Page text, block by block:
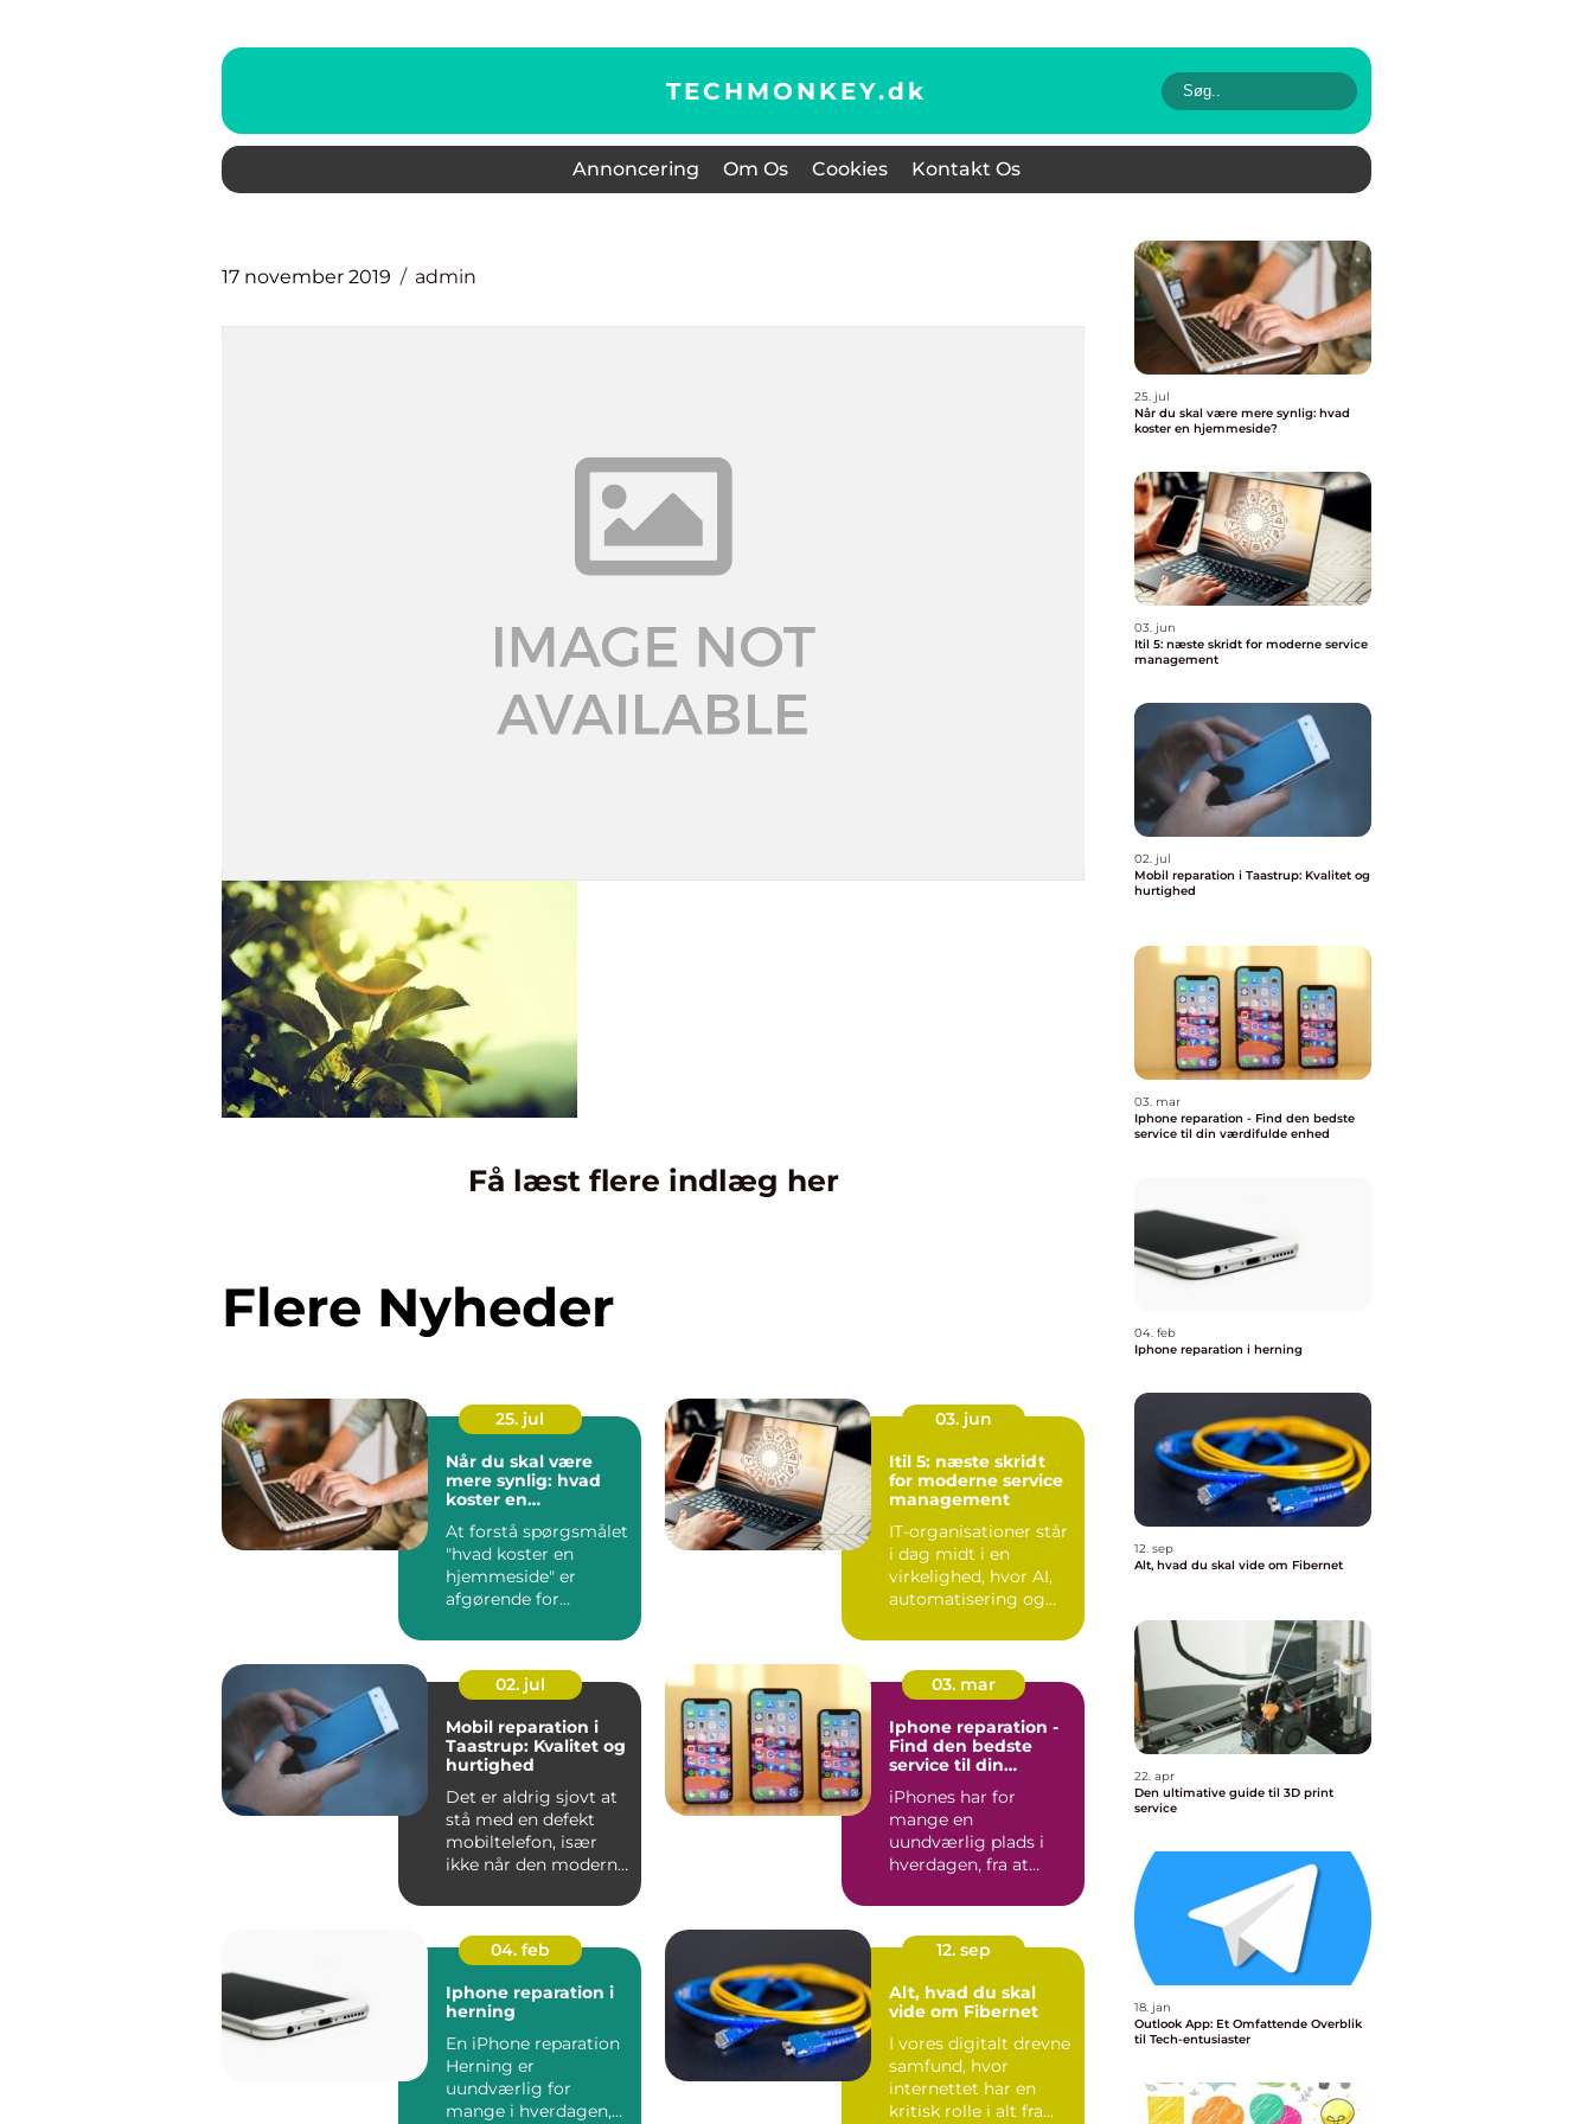
TECHMONKEY.dk
Annoncering Om Os Cookies Kontakt Os
17 november 2019 admin
Få læst flere indlæg her
Flere Nyheder
25. jul
Når du skal være
mere synlig: hvad
koster en
At forstå spørgsmålet
"hvad koster en
hjemmeside" er
afgørende for
03. jun
Itil 5: næste skridt
for moderne service
management
IT-organisationer står
i dag midt i en
virkelighed, hvor AI,
automatisering og
ud...
02. jul
Mobil reparation i
Taastrup: Kvalitet og
hurtighed
Det er aldrig sjovt at
stå med en defekt
mobiltelefon, især
ikke når den moderne
03. mar
Iphone reparation -
Find den bedste
service til din
iPhones har for
mange en
uundværlig plads i
hverdagen, fra at
arbejdslivet til at h...
04. feb
Iphone reparation i
herning
En iPhone reparation
Herning er
uundværlig for
mange i hverdagen,
12. sep
Alt, hvad du skal
vide om Fibernet
I vores digitalt drevne
samfund, hvor
internettet har en
kritisk rolle i alt fra
25. jul
Når du skal være mere synlig: hvad
koster en hjemmeside?
03. jun
Itil 5: næste skridt for moderne service
management
02. jul
Mobil reparation i Taastrup: Kvalitet og
hurtighed
03. mar
Iphone reparation - Find den bedste
service til din værdifulde enhed
04. feb
Iphone reparation i herning
12. sep
Alt, hvad du skal vide om Fibernet
22. apr
Den ultimative guide til 3D print
service
18. jan
Outlook App: Et Omfattende Overblik
til Tech-entusiaster